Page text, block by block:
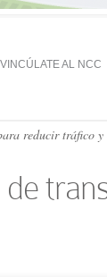
VINCÚLATE AL NCC
reducir tráfico y